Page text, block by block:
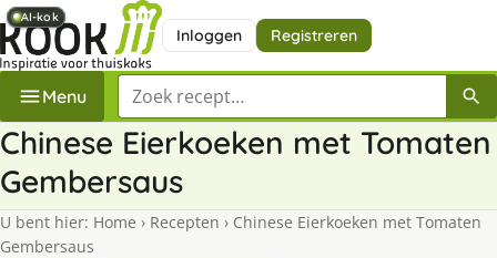
Inloggen Registreren
Menu Zoek een recept
Chinese Eierkoeken met Tomaten
Gembersaus
U bent hier: Home › Recepten › Chinese Eierkoeken met Tomaten
Gembersaus
AI-kok
AI-kok
AI-kok